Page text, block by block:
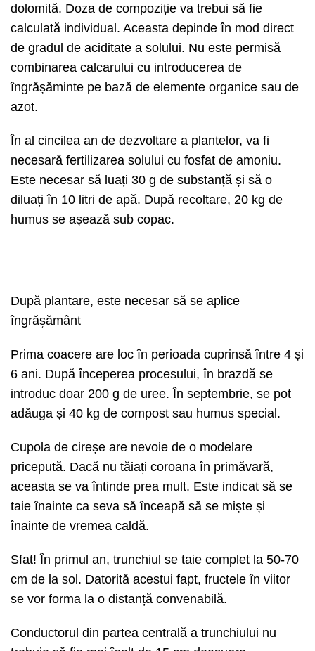
dolomită. Doza de compoziție va trebui să fie
calculată individual. Aceasta depinde în mod direct
de gradul de aciditate a solului. Nu este permisă
combinarea calcarului cu introducerea de
îngrășăminte pe bază de elemente organice sau de
azot.
În al cincilea an de dezvoltare a plantelor, va fi
necesară fertilizarea solului cu fosfat de amoniu.
Este necesar să luați 30 g de substanță și să o
diluați în 10 litri de apă. După recoltare, 20 kg de
humus se așează sub copac.
După plantare, este necesar să se aplice
îngrășământ
Prima coacere are loc în perioada cuprinsă între 4 și
6 ani. După începerea procesului, în brazdă se
introduc doar 200 g de uree. În septembrie, se pot
adăuga și 40 kg de compost sau humus special.
Cupola de cireșe are nevoie de o modelare
pricepută. Dacă nu tăiați coroana în primăvară,
aceasta se va întinde prea mult. Este indicat să se
taie înainte ca seva să înceapă să se miște și
înainte de vremea caldă.
Sfat! În primul an, trunchiul se taie complet la 50-70
cm de la sol. Datorită acestui fapt, fructele în viitor
se vor forma la o distanță convenabilă.
Conductorul din partea centrală a trunchiului nu